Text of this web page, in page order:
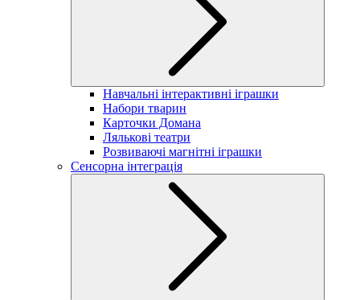
Навчальні інтерактивні іграшки
Набори тварин
Карточки Домана
Лялькові театри
Розвиваючі магнітні іграшки
Сенсорна інтеграція